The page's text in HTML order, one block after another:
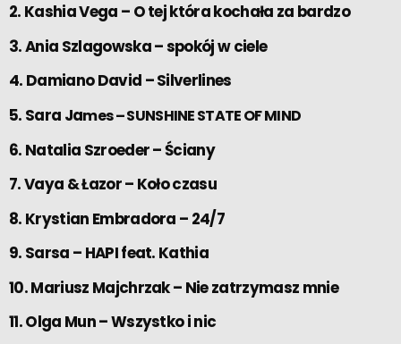
2. Kashia Vega – O tej która kochała za bardzo
3. Ania Szlagowska – spokój w ciele
4. Damiano David – Silverlines
5. Sara James – SUNSHINE STATE OF MIND
6. Natalia Szroeder – Ściany
7. Vaya & Łazor – Koło czasu
8. Krystian Embradora – 24/7
9. Sarsa – HAPI feat. Kathia
10. Mariusz Majchrzak – Nie zatrzymasz mnie
11. Olga Mun – Wszystko i nic